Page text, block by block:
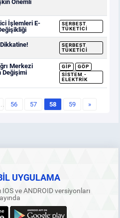
Önemli
İşlemleri E-
SERBEST
TÜKETICI
SERBEST
TÜKETICI
Merkezi
Değişimi
GİP
GÖP
SISTEM -
ELEKTRIK
56 57 58 59 »
UYGULAMA
ve ANDROID versiyonları